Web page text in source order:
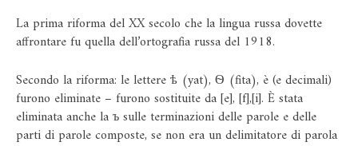
La prima riforma del XX secolo che la lingua russa dovette
affrontare fu quella dell’ortografia russa del 1918.
Secondo la riforma: le lettere ѣ (yat), Ѳ (fita), è (e decimali)
furono eliminate – furono sostituite da [e], [f],[i]. È stata
eliminata anche la ъ sulle terminazioni delle parole e delle
parti di parole composte, se non era un delimitatore di parola